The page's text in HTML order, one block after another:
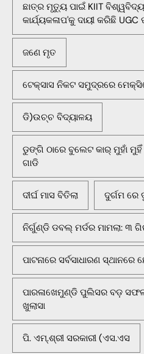
ଛାତ୍ର ମୃତ୍ୟୁ ପାଇଁ KIIT
କାର୍ଯ୍ୟକଳାପ'କୁ ଦାୟୀ କରିଛି
ଜଣେ ମୃତ
ଟେକ୍ସାସ ନିକଟ ସମୁଦ୍ରରେ
ଡି)ଉଚ୍ଚ ବିଦ୍ୟାଳୟ
ଡୁଙ୍ଗି ଠାରେ ବୁଲେଟ କାର୍ ମୁହାଁ
ଗାଡି
ଦୀର୍ଘ ମାସ ବିତିଲା ଦୁର୍ଗମ ରେ
ନିର୍ଗୁଣ୍ଡି ଡବଲ୍ ମର୍ଡର ମାମଲା: ୩
ପାଟନାରେ ସର୍ବସାଧାରଣ
ପାରଳାଖେମୁଣ୍ଡି ପୁଲିସର ବଡ଼
ଖୁଲାସା
ପି. ଏମ୍.ଶ୍ରୀ ସରକାରୀ (ଏସ.ଏସ